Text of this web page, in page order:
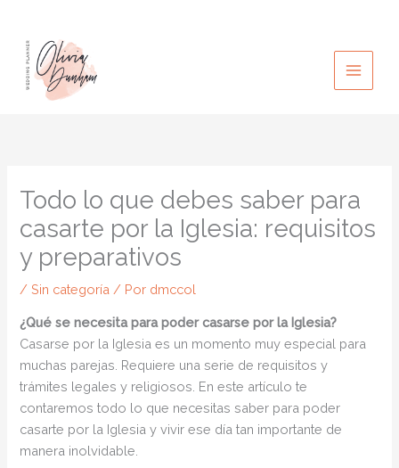
contenido
Todo lo que debes saber para
casarte por la Iglesia: requisitos
y preparativos
/Sin categoría / Por dmccol
¿Qué se necesita para poder casarse por la Iglesia?
Casarse por la Iglesia es un momento muy especial para
muchas parejas. Requiere una serie de requisitos y
trámites legales y religiosos. En este artículo te
contaremos todo lo que necesitas saber para poder
casarte por la Iglesia y vivir ese día tan importante de
manera inolvidable.